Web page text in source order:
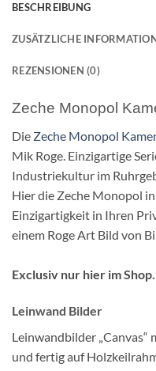
BESCHREIBUNG
ZUSÄTZLICHE
REZENSIONEN (0)
Zeche Monopol
Die Zeche Monopol
Mik Roge. Einzigartige
Industriekultur im
Hier die Zeche Monopol in
Einzigartigkeit in Ihren
einem Roge Art Bild von
Exclusiv nur hier im Shop.
Leinwand Bilder
Leinwandbilder
und fertig auf